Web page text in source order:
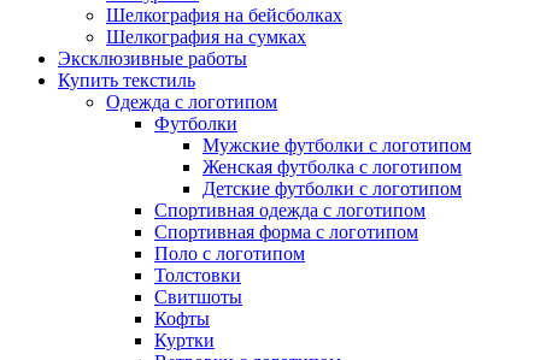
Шелкография на бейсболках
Шелкография на сумках
Эксклюзивные работы
Купить текстиль
Одежда с логотипом
Футболки
Мужские футболки с логотипом
Женская футболка с логотипом
Детские футболки с логотипом
Спортивная одежда с логотипом
Спортивная форма с логотипом
Поло с логотипом
Толстовки
Свитшоты
Кофты
Куртки